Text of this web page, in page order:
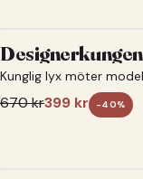
Kunglig lyx möter
670kr399 kr -40%